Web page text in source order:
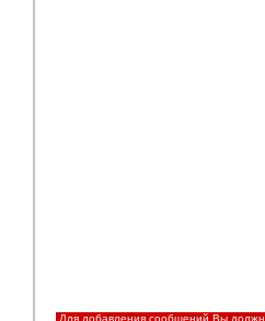
Для добавления сообщений Вы